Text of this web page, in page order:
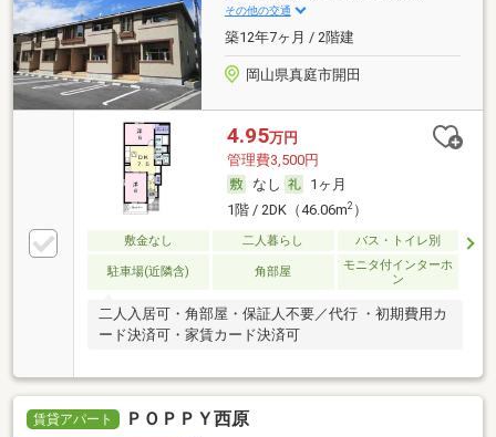
その他の交通
築12年7ヶ月 / 2階建
岡山県真庭市開田
4.95万円
管理費3,500円
なし
1ヶ月
1階 / 2DK（46.06m2）
敷金なし 二人暮らし バス・トイレ別
駐車場(近隣含) 角部屋
モニタ付インターホ
ン
二人入居可・角部屋・保証人不要／代行 ・初期費用カ
ード決済可・家賃カード決済可
賃貸アパート ＰＯＰＰＹ西原